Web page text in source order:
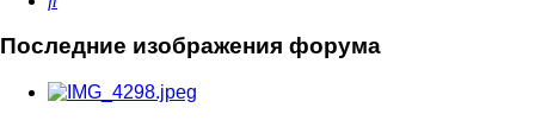
Последние изображения форума